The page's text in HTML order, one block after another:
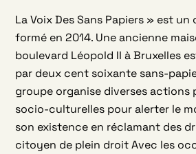
La Voix Des Sans Papiers » est
formé en 2014. Une ancienne
boulevard Léopold II à Bruxelles
par deux cent soixante sans-
groupe organise diverses actions
socio-culturelles pour alerter le
son existence en réclamant des
citoyen de plein droit Avec les